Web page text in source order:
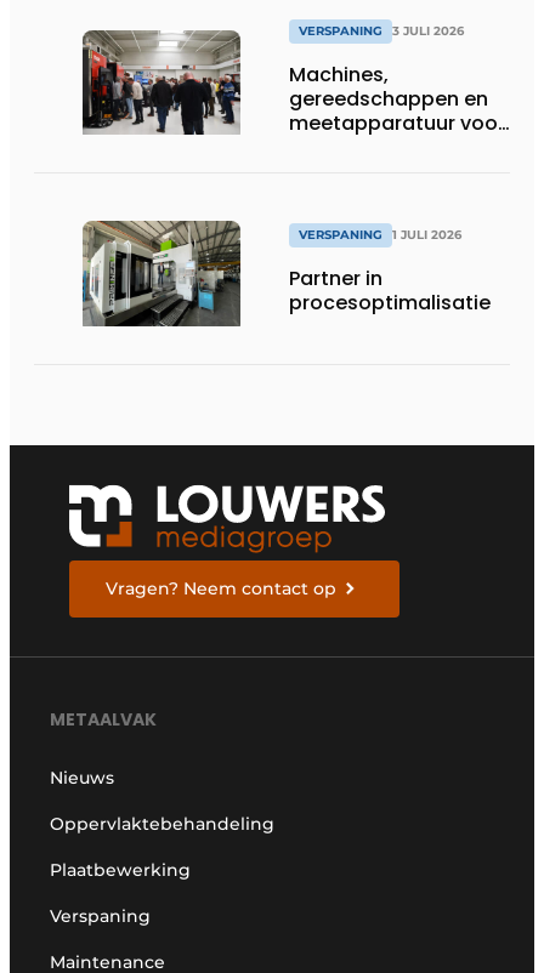
VERSPANING 3 JULI 2026
Machines,
gereedschappen en
meetapparatuur voor
VERSPANING 1 JULI 2026
Partner in
procesoptimalisatie
Vragen? Neem contact op
METAALVAK
Nieuws
Oppervlaktebehandeling
Plaatbewerking
Verspaning
Maintenance